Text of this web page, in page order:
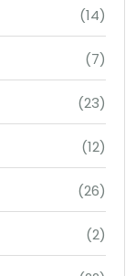
(14)
(7)
(23)
(12)
(26)
(2)